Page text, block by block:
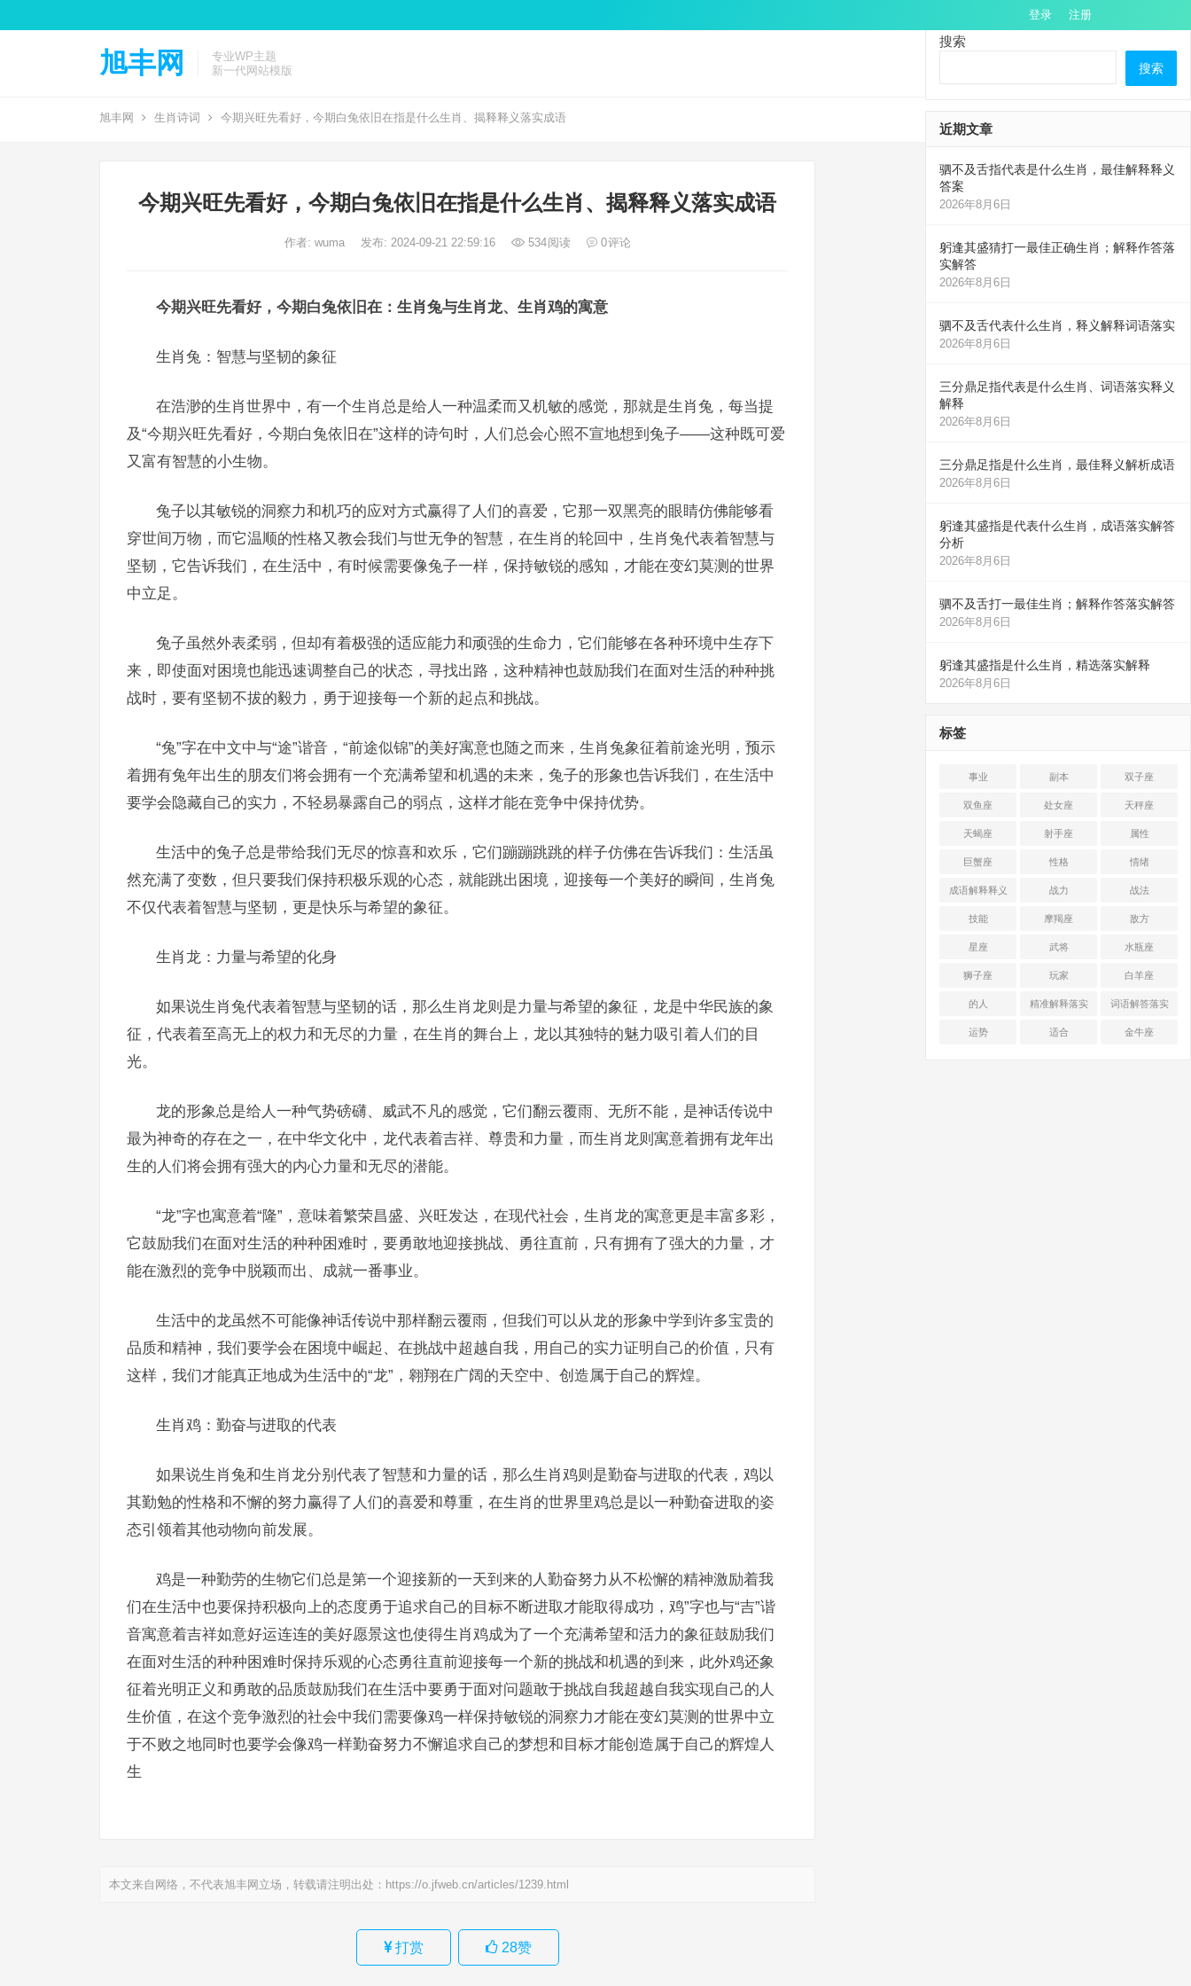
登录 注册
旭丰网
专业WP主题
新一代网站模版
旭丰网 生肖诗词 今期兴旺先看好，今期白兔依旧在指是什么生肖、揭释释义落实成语
今期兴旺先看好，今期白兔依旧在指是什么生肖、揭释释义落实成语
作者: wuma 发布: 2024-09-21 22:59:16 534阅读 0评论
今期兴旺先看好，今期白兔依旧在：生肖兔与生肖龙、生肖鸡的寓意
生肖兔：智慧与坚韧的象征
在浩渺的生肖世界中，有一个生肖总是给人一种温柔而又机敏的感觉，那就是生肖兔，每当提
及“今期兴旺先看好，今期白兔依旧在”这样的诗句时，人们总会心照不宣地想到兔子——这种既可爱
又富有智慧的小生物。
兔子以其敏锐的洞察力和机巧的应对方式赢得了人们的喜爱，它那一双黑亮的眼睛仿佛能够看
穿世间万物，而它温顺的性格又教会我们与世无争的智慧，在生肖的轮回中，生肖兔代表着智慧与
坚韧，它告诉我们，在生活中，有时候需要像兔子一样，保持敏锐的感知，才能在变幻莫测的世界
中立足。
兔子虽然外表柔弱，但却有着极强的适应能力和顽强的生命力，它们能够在各种环境中生存下
来，即使面对困境也能迅速调整自己的状态，寻找出路，这种精神也鼓励我们在面对生活的种种挑
战时，要有坚韧不拔的毅力，勇于迎接每一个新的起点和挑战。
“兔”字在中文中与“途”谐音，“前途似锦”的美好寓意也随之而来，生肖兔象征着前途光明，预示
着拥有兔年出生的朋友们将会拥有一个充满希望和机遇的未来，兔子的形象也告诉我们，在生活中
要学会隐藏自己的实力，不轻易暴露自己的弱点，这样才能在竞争中保持优势。
生活中的兔子总是带给我们无尽的惊喜和欢乐，它们蹦蹦跳跳的样子仿佛在告诉我们：生活虽
然充满了变数，但只要我们保持积极乐观的心态，就能跳出困境，迎接每一个美好的瞬间，生肖兔
不仅代表着智慧与坚韧，更是快乐与希望的象征。
生肖龙：力量与希望的化身
如果说生肖兔代表着智慧与坚韧的话，那么生肖龙则是力量与希望的象征，龙是中华民族的象
征，代表着至高无上的权力和无尽的力量，在生肖的舞台上，龙以其独特的魅力吸引着人们的目
光。
龙的形象总是给人一种气势磅礴、威武不凡的感觉，它们翻云覆雨、无所不能，是神话传说中
最为神奇的存在之一，在中华文化中，龙代表着吉祥、尊贵和力量，而生肖龙则寓意着拥有龙年出
生的人们将会拥有强大的内心力量和无尽的潜能。
“龙”字也寓意着“隆”，意味着繁荣昌盛、兴旺发达，在现代社会，生肖龙的寓意更是丰富多彩，
它鼓励我们在面对生活的种种困难时，要勇敢地迎接挑战、勇往直前，只有拥有了强大的力量，才
能在激烈的竞争中脱颖而出、成就一番事业。
生活中的龙虽然不可能像神话传说中那样翻云覆雨，但我们可以从龙的形象中学到许多宝贵的
品质和精神，我们要学会在困境中崛起、在挑战中超越自我，用自己的实力证明自己的价值，只有
这样，我们才能真正地成为生活中的“龙”，翱翔在广阔的天空中、创造属于自己的辉煌。
生肖鸡：勤奋与进取的代表
如果说生肖兔和生肖龙分别代表了智慧和力量的话，那么生肖鸡则是勤奋与进取的代表，鸡以
其勤勉的性格和不懈的努力赢得了人们的喜爱和尊重，在生肖的世界里鸡总是以一种勤奋进取的姿
态引领着其他动物向前发展。
鸡是一种勤劳的生物它们总是第一个迎接新的一天到来的人勤奋努力从不松懈的精神激励着我
们在生活中也要保持积极向上的态度勇于追求自己的目标不断进取才能取得成功，鸡”字也与“吉”谐
音寓意着吉祥如意好运连连的美好愿景这也使得生肖鸡成为了一个充满希望和活力的象征鼓励我们
在面对生活的种种困难时保持乐观的心态勇往直前迎接每一个新的挑战和机遇的到来，此外鸡还象
征着光明正义和勇敢的品质鼓励我们在生活中要勇于面对问题敢于挑战自我超越自我实现自己的人
生价值，在这个竞争激烈的社会中我们需要像鸡一样保持敏锐的洞察力才能在变幻莫测的世界中立
于不败之地同时也要学会像鸡一样勤奋努力不懈追求自己的梦想和目标才能创造属于自己的辉煌人
生
本文来自网络，不代表旭丰网立场，转载请注明出处： https://o.jfweb.cn/articles/1239.html
打赏 28赞
搜索
搜索
近期文章
驷不及舌指代表是什么生肖，最佳解释释义
答案
2026年8月6日
躬逢其盛猜打一最佳正确生肖；解释作答落
实解答
2026年8月6日
驷不及舌代表什么生肖，释义解释词语落实
2026年8月6日
三分鼎足指代表是什么生肖、词语落实释义
解释
2026年8月6日
三分鼎足指是什么生肖，最佳释义解析成语
2026年8月6日
躬逢其盛指是代表什么生肖，成语落实解答
分析
2026年8月6日
驷不及舌打一最佳生肖；解释作答落实解答
2026年8月6日
躬逢其盛指是什么生肖，精选落实解释
2026年8月6日
标签
事业 副本 双子座
双鱼座 处女座 天秤座
天蝎座 射手座 属性
巨蟹座 性格 情绪
成语解释释义 战力 战法
技能 摩羯座 敌方
星座 武将 水瓶座
狮子座 玩家 白羊座
的人 精准解释落实 词语解答落实
运势 适合 金牛座